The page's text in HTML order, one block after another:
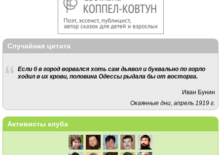
Случайная цитата
Если б в город ворвался хоть сам дьявол и буквально по горло
ходил в их крови, половина Одессы рыдала бы от восторга.
Иван Бунин
Окаянные дни, апрель 1919 г.
Активисты клуба